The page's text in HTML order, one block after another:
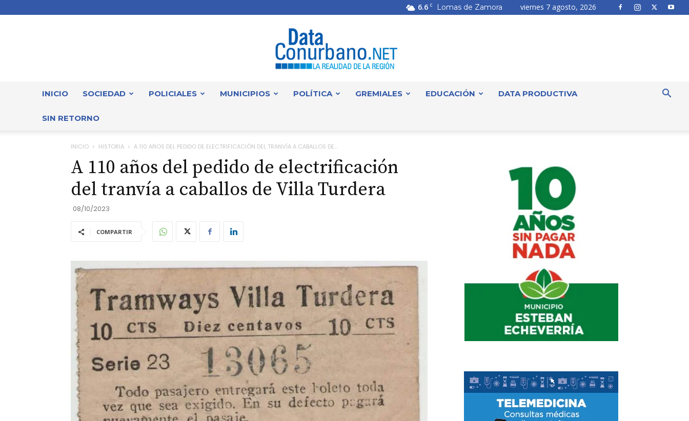
6.6 C Lomas de Zamora viernes 7 agosto, 2026
INICIO SOCIEDAD POLICIALES MUNICIPIOS POLÍTICA GREMIALES EDUCACIÓN DATA PRODUCTIVA
SIN RETORNO
INICIO HISTORIA A 110 AÑOS DEL PEDIDO DE ELECTRIFICACIÓN DEL TRANVÍA A CABALLOS DE...
A 110 años del pedido de electrificación
del tranvía a caballos de Villa Turdera
08/10/2023
COMPARTIR